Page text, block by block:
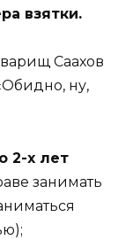
взятки.
Саахов
ну,
2-х лет
занимать